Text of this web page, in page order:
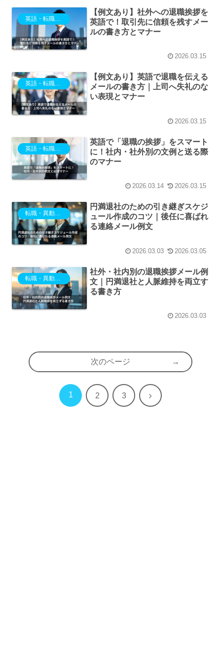
【例文あり】社外への退職挨拶を
英語で！取引先に信頼を残すメー
ルの書き方とマナー
2026.03.15
英語・転職・退職・異動
【例文あり】英語で退職を伝える
メールの書き方｜上司へ失礼のな
い表現とマナー
2026.03.15
英語で「退職の挨拶」をスマート
に！社内・社外別の文例と送る際
のマナー
2026.03.14 2026.03.15
転職・異動・退職
円満退社のための引き継ぎスケジ
ュール作成のコツ｜後任に喜ばれ
る連絡メール例文
2026.03.03 2026.03.05
社外・社内別の退職挨拶メール例
文｜円満退社と人脈維持を両立す
る書き方
2026.03.03
次のページ
1 2 3 次